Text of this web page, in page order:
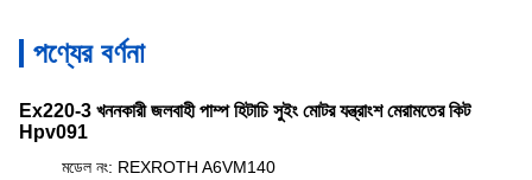
পণ্যের বর্ণনা
Ex220-3 খননকারী জলবাহী পাম্প হিটাচি সুইং মোটর যন্ত্রাংশ মেরামতের কিট
Hpv091
মডেল নং: REXROTH A6VM140